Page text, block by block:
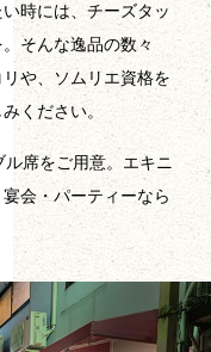
時には、チーズタッ
そんな逸品の数々
や、ソムリエ資格を
ください。
席をご用意。エキニ
会・パーティーなら